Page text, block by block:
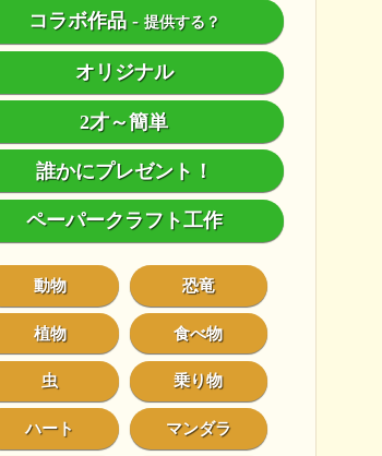
コラボ作品- 提供する？
オリジナル
2才～簡単
誰かにプレゼント！
ペーパークラフト工作
動物 恐竜
植物 食べ物
虫 乗り物
ハート マンダラ